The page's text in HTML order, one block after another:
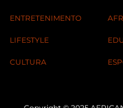
ENTRETENIMENTO
LIFESTYLE
CULTURA